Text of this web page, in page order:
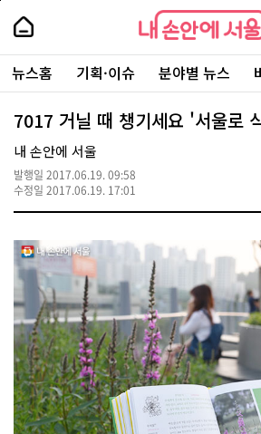
본
로
가
내
손
안
에
서
울
-
서
울
시
대
표
소
포
털
내
손
에
울
주
요
서
뉴스홈 기획·이슈 분야별 뉴스
7017 거닐 때 챙기세요 '서울로
내 손안에 서울
발행일 2017.06.19. 09:58
수정일 2017.06.19. 17:01
페
상
단
로